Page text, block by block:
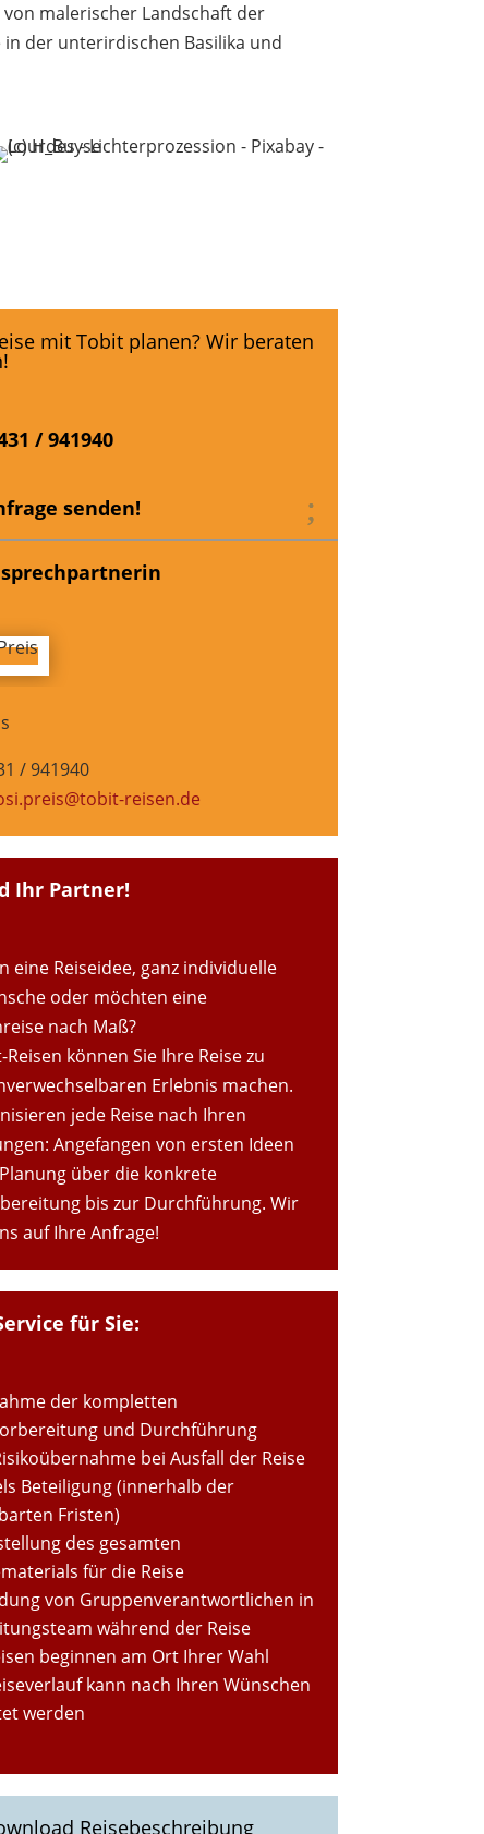
malerischer Landschaft der
der unterirdischen Basilika und
mit Tobit planen? Wir beraten
/ 941940
senden!
/ 941940
reisen.de
Ihr Partner!
eine Reiseidee, ganz individuelle
oder möchten eine
nach Maß?
können Sie Ihre Reise zu
Erlebnis machen.
jede Reise nach Ihren
Angefangen von ersten Ideen
über die konkrete
bis zur Durchführung. Wir
auf Ihre Anfrage!
für Sie:
der kompletten
und Durchführung
bei Ausfall der Reise
Beteiligung (innerhalb der
Fristen)
des gesamten
für die Reise
von Gruppenverantwortlichen in
während der Reise
beginnen am Ort Ihrer Wahl
kann nach Ihren Wünschen
werden
Reisebeschreibung